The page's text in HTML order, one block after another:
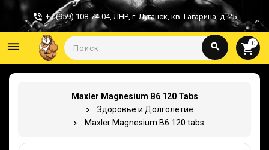
+7 (959) 108-74-04,ЛНР, г. Луганск, кв. Гагарина, д. 25
search shopping_cart
0
dehaze
Maxler Magnesium B6 120 Tabs
Здоровье и Долголетие
Maxler Magnesium B6 120 tabs